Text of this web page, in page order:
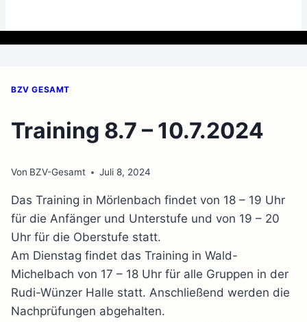
BZV GESAMT
Training 8.7 – 10.7.2024
Von BZV-Gesamt Juli 8, 2024
Das Training in Mörlenbach findet von 18 – 19 Uhr
für die Anfänger und Unterstufe und von 19 – 20
Uhr für die Oberstufe statt.
Am Dienstag findet das Training in Wald-
Michelbach von 17 – 18 Uhr für alle Gruppen in der
Rudi-Wünzer Halle statt. Anschließend werden die
Nachprüfungen abgehalten.